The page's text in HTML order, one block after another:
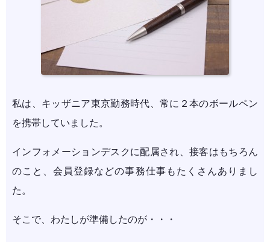
私は、キッザニア東京勤務時代、常に２本のボールペン
を携帯していました。
インフォメーションデスクに配属され、接客はもちろん
のこと、会員登録などの事務仕事もたくさんありまし
た。
そこで、わたしが準備したのが・・・